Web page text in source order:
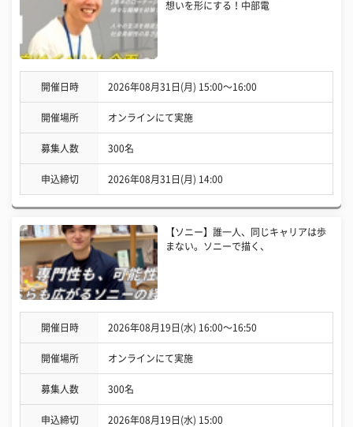
想いを形にする！中部電
開催日時 2026年08月31日(月) 15:00〜16:00
開催場所 オンラインにて実施
募集人数 300名
申込締切 2026年08月31日(月) 14:00
【ソニー】誰一人、同じキャリアは歩
まない。ソニーで描く、
開催日時 2026年08月19日(水) 16:00〜16:50
開催場所 オンラインにて実施
募集人数 300名
申込締切 2026年08月19日(水) 15:00